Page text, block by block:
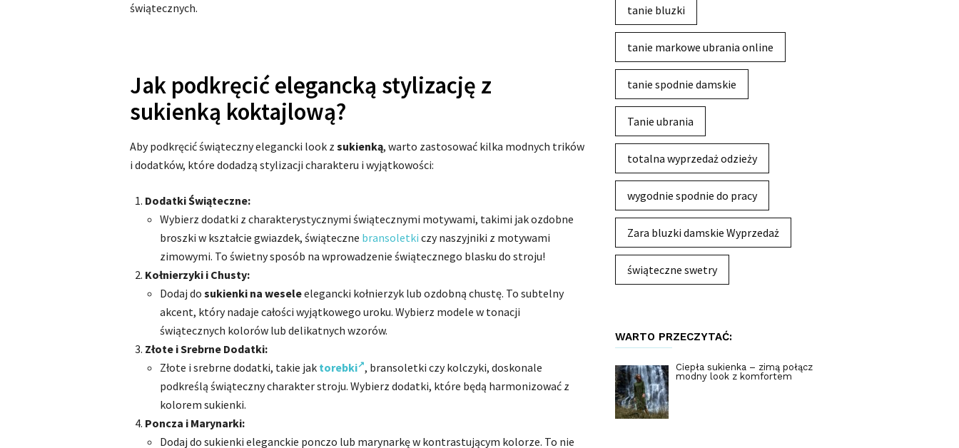
świątecznych.
Jak podkręcić elegancką stylizację z
sukienką koktajlową?
Aby podkręcić świąteczny elegancki look z sukienką, warto zastosować kilka modnych trików
i dodatków, które dodadzą stylizacji charakteru i wyjątkowości:
Dodatki Świąteczne:
Wybierz dodatki z charakterystycznymi świątecznymi motywami, takimi jak ozdobne
broszki w kształcie gwiazdek, świąteczne bransoletki czy naszyjniki z motywami
zimowymi. To świetny sposób na wprowadzenie świątecznego blasku do stroju!
Kołnierzyki i Chusty:
Dodaj do sukienki na weseleelegancki kołnierzyk lub ozdobną chustę. To subtelny
akcent, który nadaje całości wyjątkowego uroku. Wybierz modele w tonacji
świątecznych kolorów lub delikatnych wzorów.
Złote i Srebrne Dodatki:
Złote i srebrne dodatki, takie jak torebki , bransoletki czy kolczyki, doskonale
podkreślą świąteczny charakter stroju. Wybierz dodatki, które będą harmonizować z
kolorem sukienki.
Poncza i Marynarki:
Dodaj do sukienki eleganckie ponczo lub marynarkę w kontrastującym kolorze. To nie
tanie bluzki
tanie markowe ubrania online
tanie spodnie damskie
Tanie ubrania
totalna wyprzedaż odzieży
wygodnie spodnie do pracy
Zara bluzki damskie Wyprzedaż
świąteczne swetry
WARTO PRZECZYTAĆ:
Ciepła sukienka – zimą połącz
modny look z komfortem